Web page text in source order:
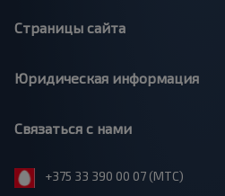
Страницы сайта
Юридическая информация
Связаться с нами
+375 33 390 00 07 (МТС)